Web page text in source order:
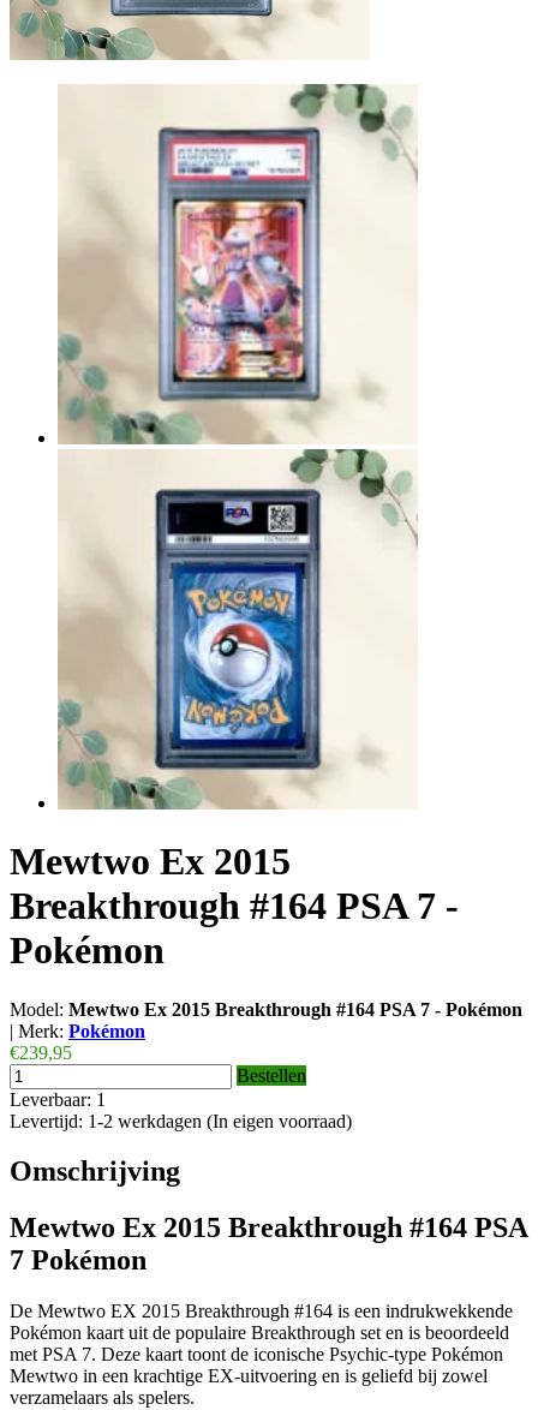
Mewtwo Ex 2015
Breakthrough #164 PSA 7 -
Pokémon
Model: Mewtwo Ex 2015 Breakthrough #164 PSA 7 - Pokémon
| Merk: Pokémon
€239,95
Bestellen
Leverbaar: 1
Levertijd: 1-2 werkdagen (In eigen voorraad)
Omschrijving
Mewtwo Ex 2015 Breakthrough #164 PSA
7 Pokémon
De Mewtwo EX 2015 Breakthrough #164 is een indrukwekkende
Pokémon kaart uit de populaire Breakthrough set en is beoordeeld
met PSA 7. Deze kaart toont de iconische Psychic-type Pokémon
Mewtwo in een krachtige EX-uitvoering en is geliefd bij zowel
verzamelaars als spelers.